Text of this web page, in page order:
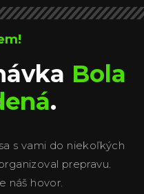
Bola
.
s vami do niekoľkých
prepravu.
náš hovor.